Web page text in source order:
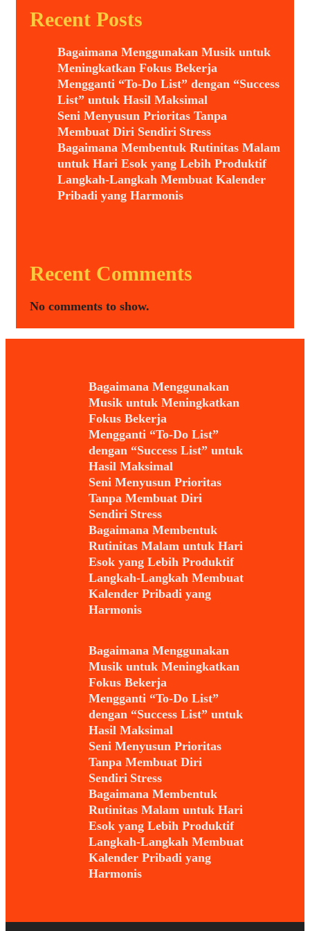
Recent Posts
Bagaimana Menggunakan Musik untuk
Meningkatkan Fokus Bekerja
Mengganti “To-Do List” dengan “Success
List” untuk Hasil Maksimal
Seni Menyusun Prioritas Tanpa
Membuat Diri Sendiri Stress
Bagaimana Membentuk Rutinitas Malam
untuk Hari Esok yang Lebih Produktif
Langkah-Langkah Membuat Kalender
Pribadi yang Harmonis
Recent Comments
No comments to show.
Bagaimana Menggunakan
Musik untuk Meningkatkan
Fokus Bekerja
Mengganti “To-Do List”
dengan “Success List” untuk
Hasil Maksimal
Seni Menyusun Prioritas
Tanpa Membuat Diri
Sendiri Stress
Bagaimana Membentuk
Rutinitas Malam untuk Hari
Esok yang Lebih Produktif
Langkah-Langkah Membuat
Kalender Pribadi yang
Harmonis
Bagaimana Menggunakan
Musik untuk Meningkatkan
Fokus Bekerja
Mengganti “To-Do List”
dengan “Success List” untuk
Hasil Maksimal
Seni Menyusun Prioritas
Tanpa Membuat Diri
Sendiri Stress
Bagaimana Membentuk
Rutinitas Malam untuk Hari
Esok yang Lebih Produktif
Langkah-Langkah Membuat
Kalender Pribadi yang
Harmonis